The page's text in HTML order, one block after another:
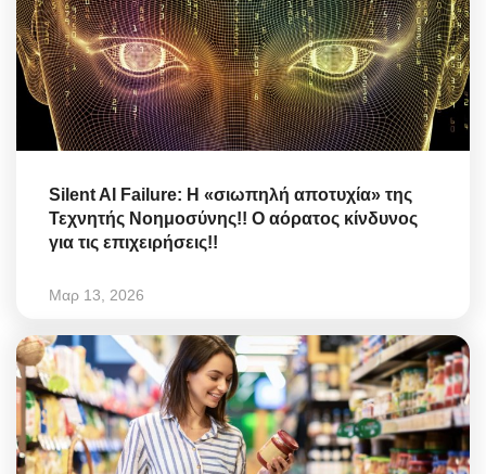
Silent AI Failure: Η «σιωπηλή αποτυχία» της
Τεχνητής Νοημοσύνης!! Ο αόρατος κίνδυνος
για τις επιχειρήσεις!!
Μαρ 13, 2026